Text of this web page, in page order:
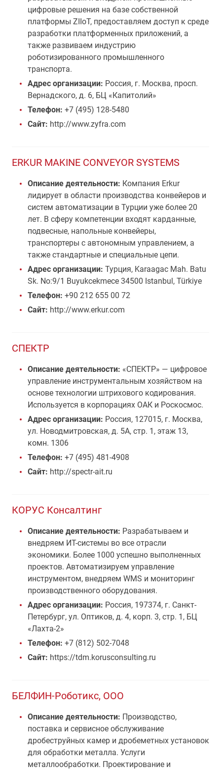
цифровые решения на базе собственной
платформы ZIIoT, предоставляем доступ к среде
разработки платформенных приложений, а
также развиваем индустрию
роботизированного промышленного
транспорта.
Адрес организации: Россия, г. Москва, просп.
Вернадского, д. 6, БЦ «Капитолий»
Телефон: +7 (495) 128-5480
Сайт: http://www.zyfra.com
ERKUR MAKINE CONVEYOR SYSTEMS
Описание деятельности: Компания Erkur
лидирует в области производства конвейеров и
систем автоматизации в Турции уже более 20
лет. В сферу компетенции входят карданные,
подвесные, напольные конвейеры,
транспортеры с автономным управлением, а
также стандартные и специальные цепи.
Адрес организации: Турция, Karaagac Mah. Batu
Sk. No:9/1 Buyukcekmece 34500 Istanbul, Türkiye
Телефон: +90 212 655 00 72
Сайт: http://www.erkur.com
СПЕКТР
Описание деятельности: «СПЕКТР» — цифровое
управление инструментальным хозяйством на
основе технологии штрихового кодирования.
Используется в корпорациях ОАК и Роскосмос.
Адрес организации: Россия, 127015, г. Москва,
ул. Новодмитровская, д. 5А, стр. 1, этаж 13,
комн. 1306
Телефон: +7 (495) 481-4908
Сайт: http://spectr-ait.ru
КОРУС Консалтинг
Описание деятельности: Разрабатываем и
внедряем ИТ-системы во все отрасли
экономики. Более 1000 успешно выполненных
проектов. Автоматизируем управление
инструментом, внедряем WMS и мониторинг
производственного оборудования.
Адрес организации: Россия, 197374, г. Санкт-
Петербург, ул. Оптиков, д. 4, корп. 3, стр. 1, БЦ
«Лахта-2»
Телефон: +7 (812) 502-7048
Сайт: https://tdm.korusconsulting.ru
БЕЛФИН-Роботикс, ООО
Описание деятельности: Производство,
поставка и сервисное обслуживание
дробеструйных камер и дробеметных установок
для обработки металла. Услуги
металлообработки. Проектирование и